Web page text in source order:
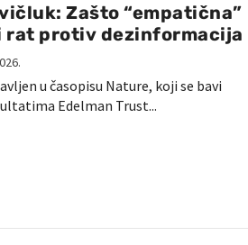
Zašto “empatična”
rat protiv dezinformacija
u časopisu Nature, koji se bavi
Edelman Trust...